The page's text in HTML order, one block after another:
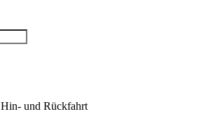
Hin- und Rückfahrt